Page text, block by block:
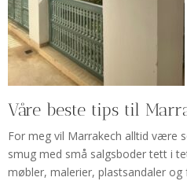
Våre beste tips til
For meg vil Marrakech alltid være
smug med små salgsboder tett i
møbler, malerier, plastsandaler